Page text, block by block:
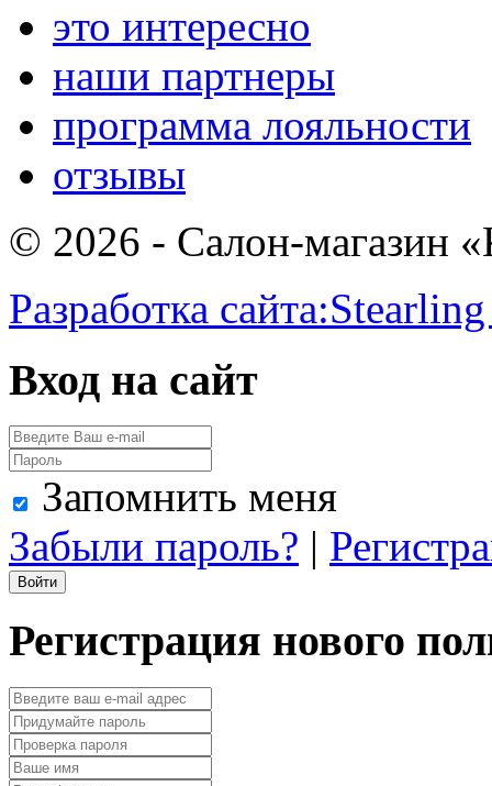
это интересно
наши партнеры
программа лояльности
отзывы
© 2026 - Салон-магазин
Разработка сайта:
Вход на сайт
Запомнить меня
Забыли пароль? |
Регистрация нового